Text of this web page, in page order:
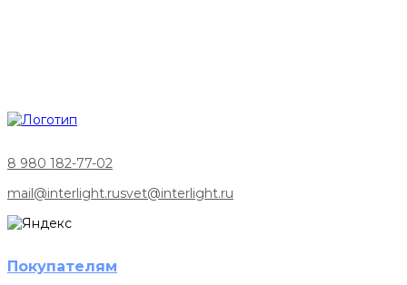
8 980 182-77-02
mail@interlight.rusvet@interlight.ru
Покупателям